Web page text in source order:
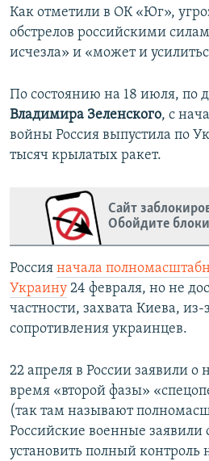
Как отметили в ОК «Юг»,
обстрелов российскими
исчезла» и «может и
По состоянию на 18 июля, по
Владимира Зеленского, с
войны Россия выпустила по
тысяч крылатых ракет.
Сайт
Обойдите
Россия начала
Украину 24 февраля, но не
частности, захвата Киева, из-
сопротивления украинцев.
22 апреля в России заявили о
время «второй фазы»
(так там называют
Российские военные
установить полный контроль